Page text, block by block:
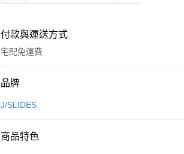
付款與運送方式
宅配免運費
付款方式
信用卡一次付款
品牌
J/SLIDES
商品特色